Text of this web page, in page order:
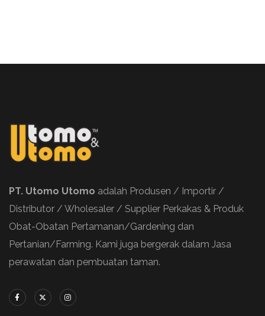
PT. Utomo Utomo adalah Produsen / Importir /
Distributor / Wholesaler / Supplier Perkakas & Produk
Obat-Obatan Pertamanan/Gardening dan
Pertanian/Farming. Kami juga bergerak dalam Jasa
perawatan dan pembuatan taman.